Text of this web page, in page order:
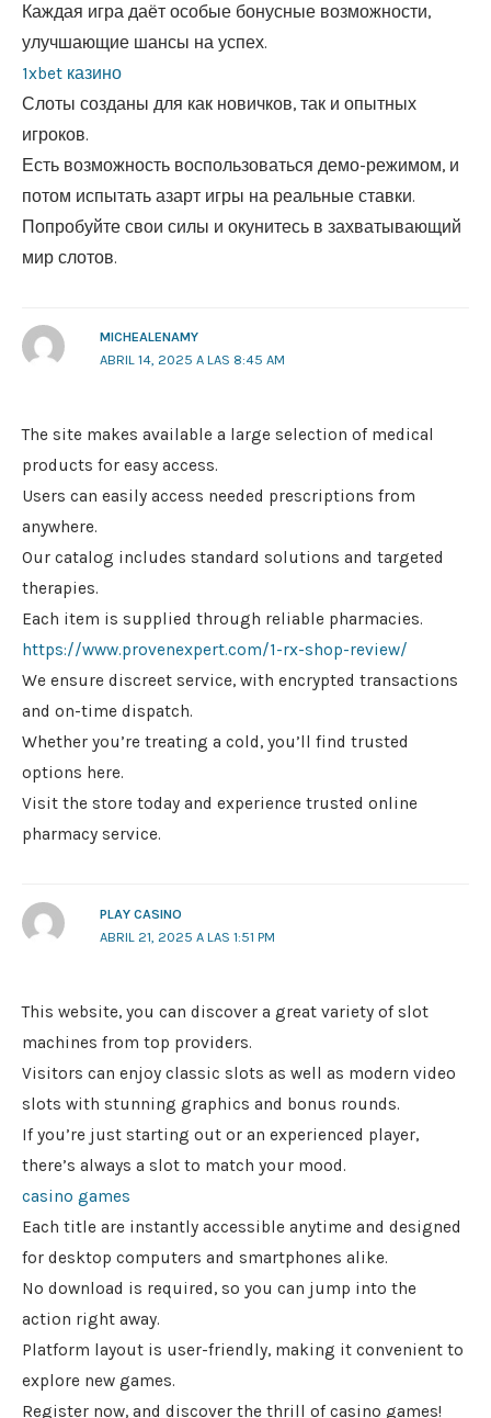
Каждая игра даёт особые бонусные возможности,
улучшающие шансы на успех.
1xbet казино
Слоты созданы для как новичков, так и опытных
игроков.
Есть возможность воспользоваться демо-режимом, и
потом испытать азарт игры на реальные ставки.
Попробуйте свои силы и окунитесь в захватывающий
мир слотов.
MICHEALENAMY
ABRIL 14, 2025 A LAS 8:45 AM
The site makes available a large selection of medical
products for easy access.
Users can easily access needed prescriptions from
anywhere.
Our catalog includes standard solutions and targeted
therapies.
Each item is supplied through reliable pharmacies.
https://www.provenexpert.com/1-rx-shop-review/
We ensure discreet service, with encrypted transactions
and on-time dispatch.
Whether you’re treating a cold, you’ll find trusted
options here.
Visit the store today and experience trusted online
pharmacy service.
PLAY CASINO
ABRIL 21, 2025 A LAS 1:51 PM
This website, you can discover a great variety of slot
machines from top providers.
Visitors can enjoy classic slots as well as modern video
slots with stunning graphics and bonus rounds.
If you’re just starting out or an experienced player,
there’s always a slot to match your mood.
casino games
Each title are instantly accessible anytime and designed
for desktop computers and smartphones alike.
No download is required, so you can jump into the
action right away.
Platform layout is user-friendly, making it convenient to
explore new games.
Register now, and discover the thrill of casino games!